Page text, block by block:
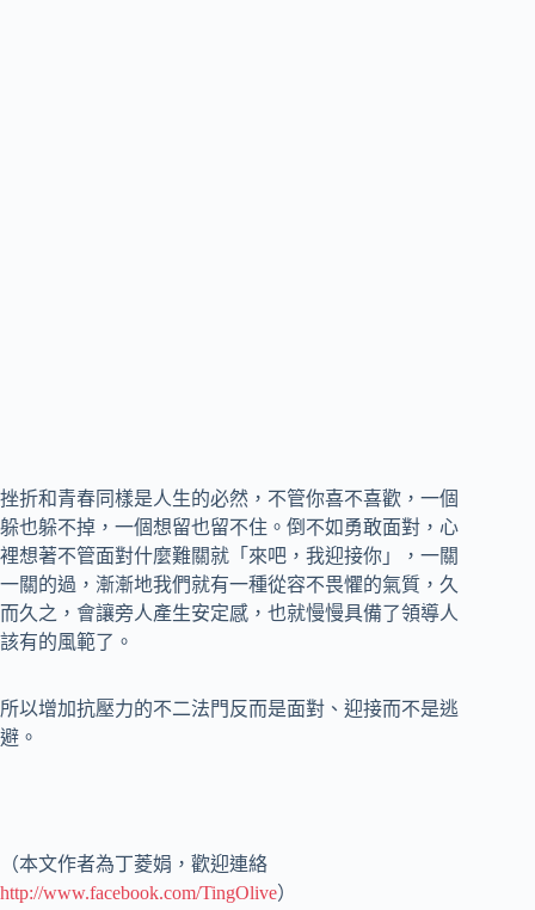
挫折和青春同樣是人生的必然，不管你喜不喜歡，一個
躲也躲不掉，一個想留也留不住。倒不如勇敢面對，心
裡想著不管面對什麼難關就「來吧，我迎接你」，一關
一關的過，漸漸地我們就有一種從容不畏懼的氣質，久
而久之，會讓旁人產生安定感，也就慢慢具備了領導人
該有的風範了。
所以增加抗壓力的不二法門反而是面對、迎接而不是逃
避。
（本文作者為丁菱娟，歡迎連絡
http://www.facebook.com/TingOlive）